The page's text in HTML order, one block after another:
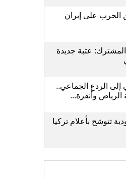
على إيران
المشترك: عتبة جديدة
إلى الردع الجماعي..
الرياض وأنقرة...
تتوشح بأعلام تركيا